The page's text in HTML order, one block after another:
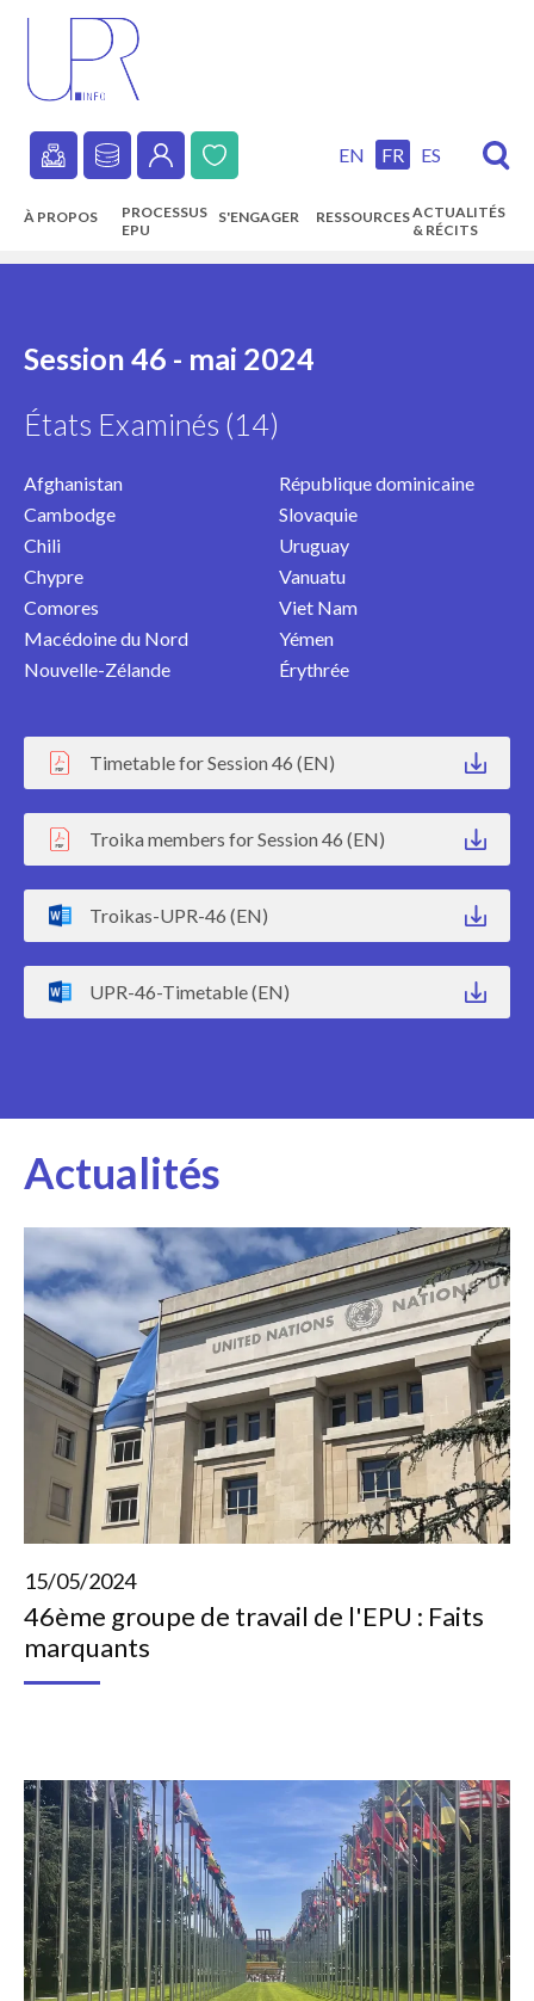
content
Secondary
navigation
EN FR ES
Main
À PROPOS
PROCESSUS
EPU
S'ENGAGER RESSOURCESACTUALITÉS
& RÉCITS
Session 46 - mai 2024
États Examinés (14)
Afghanistan
Cambodge
Chili
Chypre
Comores
Macédoine du Nord
Nouvelle-Zélande
République dominicaine
Slovaquie
Uruguay
Vanuatu
Viet Nam
Yémen
Érythrée
Timetable for Session 46 (EN)
Troika members for Session 46 (EN)
Troikas-UPR-46 (EN)
UPR-46-Timetable (EN)
Actualités
15/05/2024
46ème groupe de travail de l'EPU : Faits
marquants